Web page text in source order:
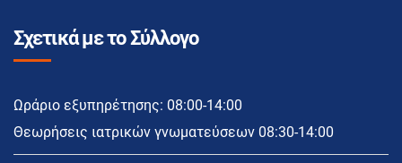
Σχετικά με το Σύλλογο
Ωράριο εξυπηρέτησης: 08:00-14:00
Θεωρήσεις ιατρικών γνωματεύσεων 08:30-14:00